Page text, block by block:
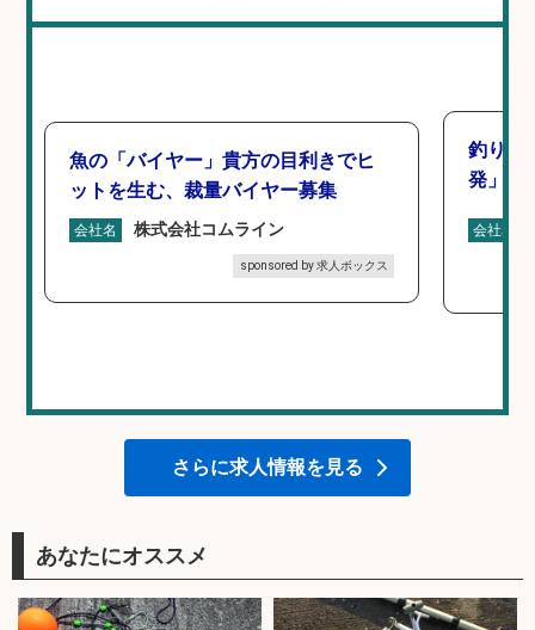
魚の「バイヤー」貴方の目利きでヒ
ットを生む、裁量バイヤー募集
会社名 株式会社コムライン
sponsored by 求人ボックス
釣り好
発」/
会社名
さらに求人情報を見る
あなたにオススメ